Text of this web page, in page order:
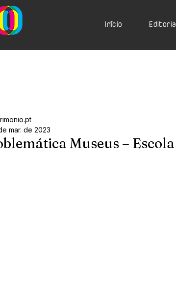
Início Editorial
Museus – Escola
mar. de 2023